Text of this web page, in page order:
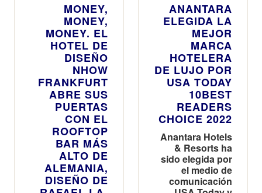
MONEY,
MONEY,
MONEY. EL
HOTEL DE
DISEÑO
NHOW
FRANKFURT
ABRE SUS
PUERTAS
CON EL
ROOFTOP
BAR MÁS
ALTO DE
ALEMANIA,
DISEÑO DE
ANANTARA
ELEGIDA LA
MEJOR
MARCA
HOTELERA
DE LUJO POR
USA TODAY
10BEST
READERS
CHOICE 2022
Anantara Hotels
& Resorts ha
sido elegida por
el medio de
comunicación